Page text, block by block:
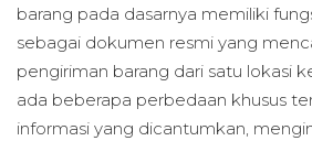
barang pada dasarnya memiliki
sebagai dokumen resmi yang
pengiriman barang dari satu lokasi
ada beberapa perbedaan khusus
informasi yang dicantumkan,